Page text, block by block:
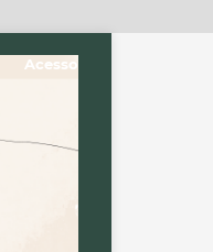
Acesso